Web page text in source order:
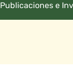
Publicaciones e